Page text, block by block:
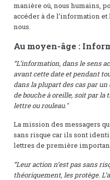
manière où, nous humains,
accéder à de l’information
nous.
Au moyen-âge :
“L’information, dans le sens
avant cette date et pendant
dans la plupart des cas par
de bouche à oreille, soit par
lettre ou rouleau."
La mission des messagers
sans risque car ils sont
lettres de première
“Leur action n’est pas sans
théoriquement, les protège.